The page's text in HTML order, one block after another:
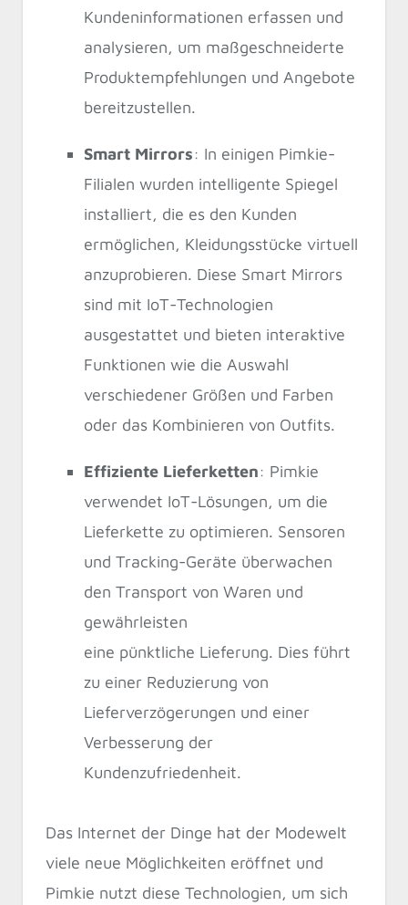
Kundeninformationen erfassen und
analysieren, um maßgeschneiderte
Produktempfehlungen und Angebote
bereitzustellen.
Smart Mirrors: In einigen Pimkie-
Filialen wurden intelligente Spiegel
installiert, die es den Kunden
ermöglichen, Kleidungsstücke virtuell
anzuprobieren. Diese Smart Mirrors
sind mit IoT-Technologien
ausgestattet und bieten interaktive
Funktionen wie die Auswahl
verschiedener Größen und Farben
oder das Kombinieren von Outfits.
Effiziente Lieferketten: Pimkie
verwendet IoT-Lösungen, um die
Lieferkette zu optimieren. Sensoren
und Tracking-Geräte überwachen
den Transport von Waren und
gewährleisten
eine pünktliche Lieferung. Dies führt
zu einer Reduzierung von
Lieferverzögerungen und einer
Verbesserung der
Kundenzufriedenheit.
Das Internet der Dinge hat der Modewelt
viele neue Möglichkeiten eröffnet und
Pimkie nutzt diese Technologien, um sich